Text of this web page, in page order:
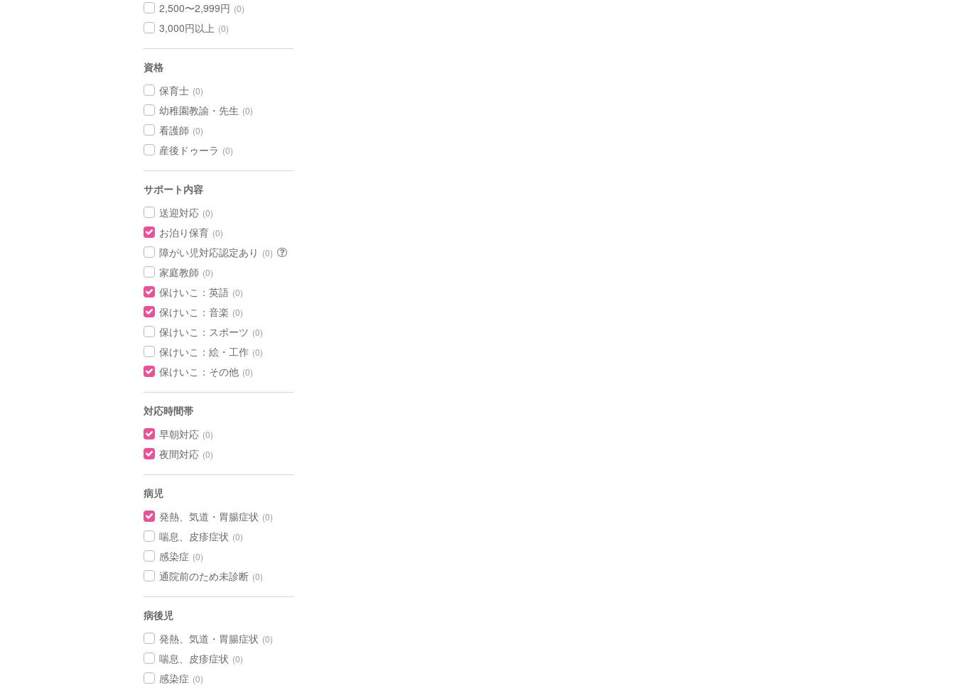
2,500〜2,999円 (0)
3,000円以上 (0)
資格
保育士 (0)
幼稚園教諭・先生 (0)
看護師 (0)
産後ドゥーラ (0)
サポート内容
送迎対応 (0)
お泊り保育 (0)
障がい児対応認定あり (0)
家庭教師 (0)
保けいこ：英語 (0)
保けいこ：音楽 (0)
保けいこ：スポーツ (0)
保けいこ：絵・工作 (0)
保けいこ：その他 (0)
対応時間帯
早朝対応 (0)
夜間対応 (0)
病児
発熱、気道・胃腸症状 (0)
喘息、皮疹症状 (0)
感染症 (0)
通院前のため未診断 (0)
病後児
発熱、気道・胃腸症状 (0)
喘息、皮疹症状 (0)
感染症 (0)